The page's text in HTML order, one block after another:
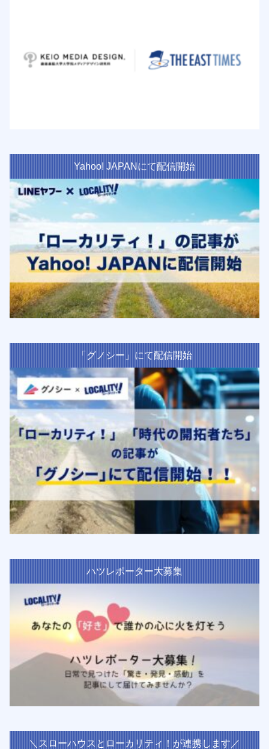
Yahoo! JAPANにて配信開始
「グノシー」にて配信開始
ハツレポーター大募集
＼スローハウスとローカリティ！が連携します／